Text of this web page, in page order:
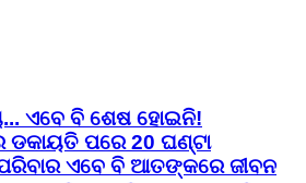
ଏବେ ବି ଶେଷ ହୋଇନି!
ପରେ 20 ଘଣ୍ଟା
ଏବେ ବି ଆତଙ୍କରେ ଜୀବନ